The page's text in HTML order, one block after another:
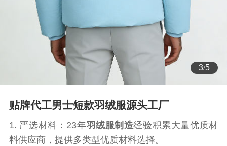
3/5
贴牌代工男士短款羽绒服源头工厂
1. 严选材料：23年羽绒服制造经验积累大量优质材
料供应商，提供多类型优质材料选择。